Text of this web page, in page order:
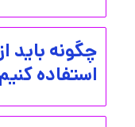
چگونه باید
استفاده